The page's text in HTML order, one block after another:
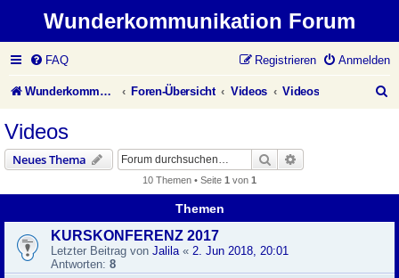
Wunderkommunikation Forum
FAQ Anmelden
Registrieren
Wunderkommunikation Website Foren-Übersicht Videos Videos
e
Videos
Neues Thema Suche
10 Themen • Seite 1 von 1
Themen
KURSKONFERENZ 2017
Letzter Beitrag von Jalila « 2. Jun 2018, 20:01
Antworten: 8